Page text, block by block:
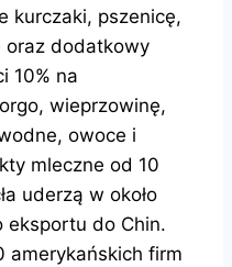
kurczaki, pszenicę,
oraz dodatkowy
10% na
wieprzowinę,
owoce i
mleczne od 10
uderzą w około
eksportu do Chin.
amerykańskich firm